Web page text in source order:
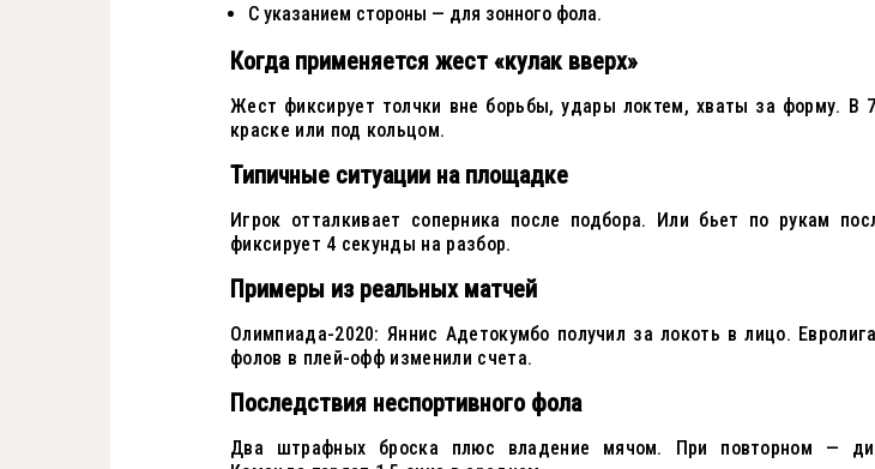
С указанием стороны — для зонного фола.
Когда применяется жест «кулак вверх»
Жест фиксирует толчки вне борьбы, удары локтем, хваты за форму. В
краске или под кольцом.
Типичные ситуации на площадке
Игрок отталкивает соперника после подбора. Или бьет по рукам
фиксирует 4 секунды на разбор.
Примеры из реальных матчей
Олимпиада-2020: Яннис Адетокумбо получил за локоть в лицо.
фолов в плей-офф изменили счета.
Последствия неспортивного фола
Два штрафных броска плюс владение мячом. При повторном —